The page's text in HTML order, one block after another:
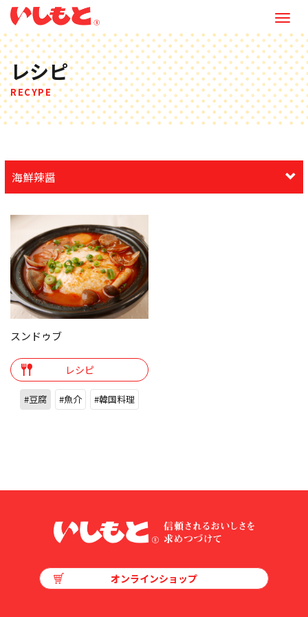
M
e
n
u
レシピ
RECYPE
海鮮辣醤
スンドゥブ
レシピ
#豆腐 #魚介 #韓国料理
オンラインショップ